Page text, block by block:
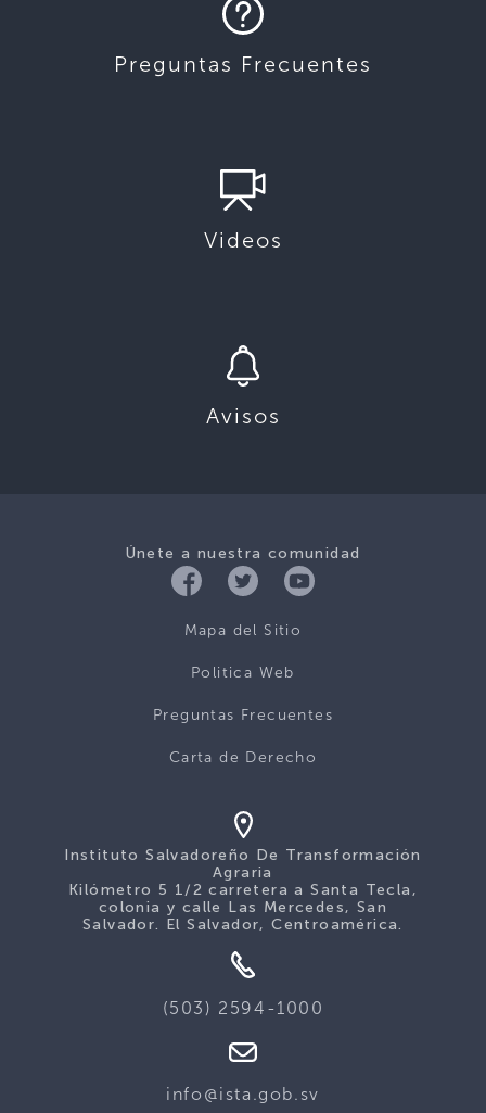
Preguntas Frecuentes
Videos
Avisos
Únete a nuestra comunidad
Mapa del Sitio
Politica Web
Preguntas Frecuentes
Carta de Derecho
Instituto Salvadoreño De Transformación
Agraria
Kilómetro 5 1/2 carretera a Santa Tecla,
colonia y calle Las Mercedes, San
Salvador. El Salvador, Centroamérica.
(503) 2594-1000
info@ista.gob.sv